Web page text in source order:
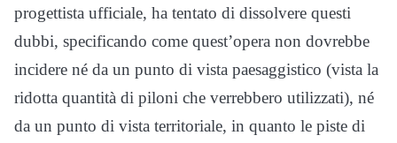
progettista ufficiale, ha tentato di dissolvere questi
dubbi, specificando come quest’opera non dovrebbe
incidere né da un punto di vista paesaggistico (vista la
ridotta quantità di piloni che verrebbero utilizzati), né
da un punto di vista territoriale, in quanto le piste di